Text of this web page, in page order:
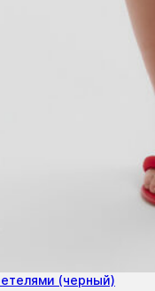
(черный)